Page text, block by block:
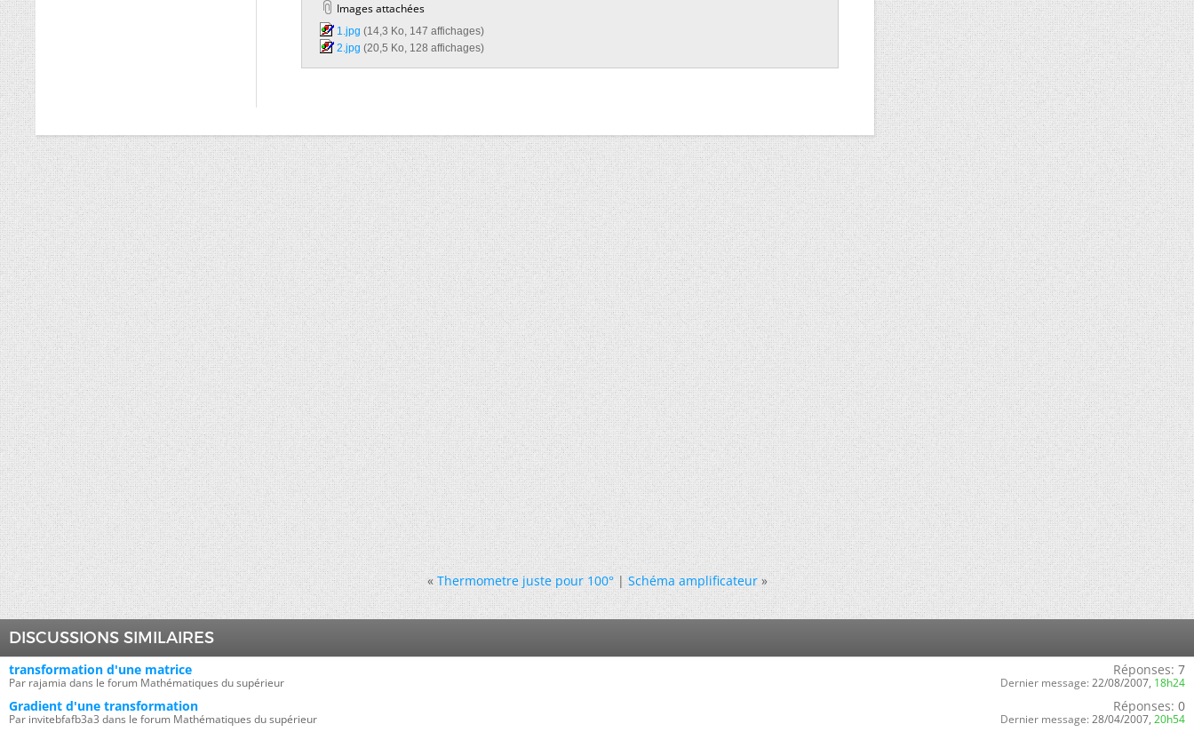
Images attachées
1.jpg‎ (14,3 Ko, 147 affichages)
2.jpg‎ (20,5 Ko, 128 affichages)
« Thermometre juste pour 100°|Schéma amplificateur »
DISCUSSIONS SIMILAIRES
transformation d'une matrice
Par rajamia dans le forum Mathématiques du supérieur
Réponses: 7
Dernier message: 22/08/2007, 18h24
Gradient d'une transformation
Par invitebfafb3a3 dans le forum Mathématiques du supérieur
Réponses: 0
Dernier message: 28/04/2007, 20h54